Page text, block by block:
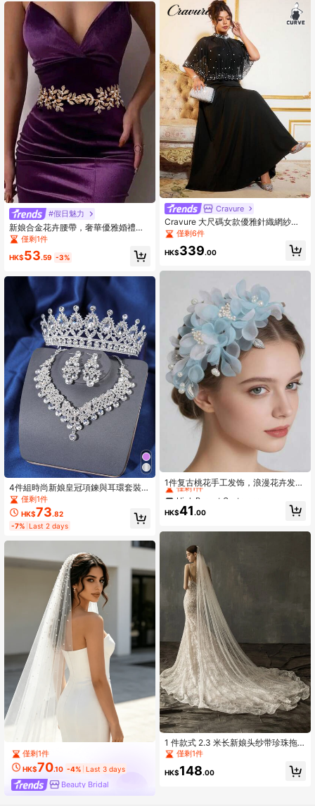
#假日魅力
新娘合金花卉腰帶，奢華優雅婚禮腰
飾，時尚婚紗配件女款腰帶
僅剩1件
HK$53.59 -3%
4件組時尚新娘皇冠項鍊與耳環套裝
鋅合金蒂亞拉水鑽婚禮珠寶套裝 新娘
專用優雅婚禮飾品套組
僅剩1件
HK$73.82
-7% Last 2 days
僅剩1件
HK$70.10 -4% Last 3 days
Beauty Bridal
Cravure
Cravure 大尺碼女款優雅針織網紗隨
機珍珠與水鑽裝飾緊身長洋裝附披
肩，2件套
僅剩6件
HK$339.00
1件复古桃花手工发饰，浪漫花卉发
夹，适合夏季、摄影、表演、汉服等
场合。
High Repeat Customers
僅剩1件
High Repeat Customers
僅剩1件
High Repeat Customers
僅剩1件
High Repeat Customers
僅剩1件
HK$41 .00
1 件款式 2.3 米长新娘头纱带珍珠拖
尾，单层手工缝制梳子，适用于婚纱
配饰秋季女士服装
僅剩1件
HK$148.00